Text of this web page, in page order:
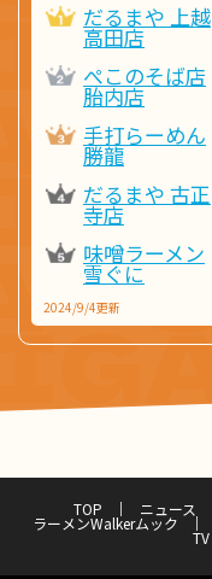
だるまや 上越
高田店
ぺこのそば店
胎内店
手打らーめん
勝龍
だるまや 古正
寺店
味噌ラーメン
雪ぐに
2024/9/4更新
TOP ニュース
ラーメンWalkerムック
TV